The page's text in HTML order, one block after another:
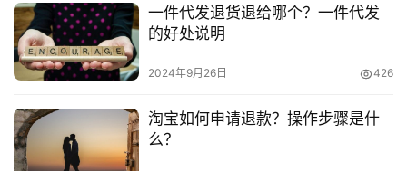
一件代发退货退给哪个？一件代发
的好处说明
2024年9月26日 426
淘宝如何申请退款？操作步骤是什
么？